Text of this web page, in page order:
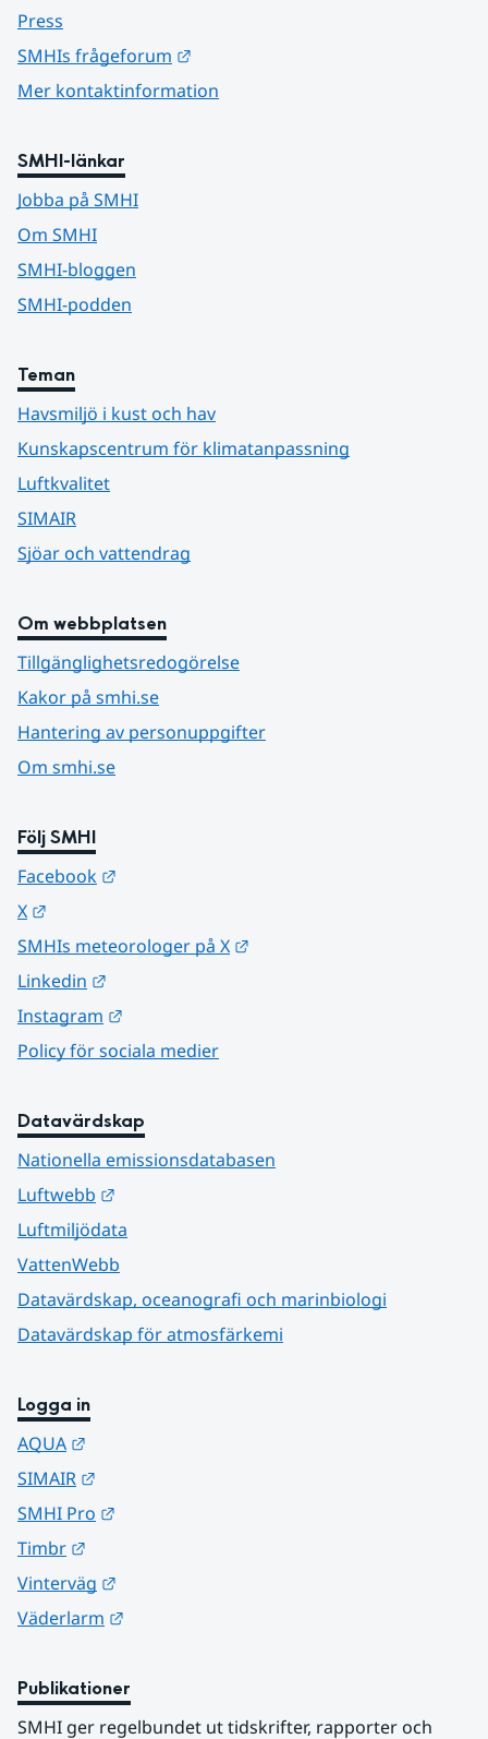
Press
SMHIs frågeforum
Mer kontaktinformation
SMHI-länkar
Jobba på SMHI
Om SMHI
SMHI-bloggen
SMHI-podden
Teman
Havsmiljö i kust och hav
Kunskapscentrum för klimatanpassning
Luftkvalitet
SIMAIR
Sjöar och vattendrag
Om webbplatsen
Tillgänglighetsredogörelse
Kakor på smhi.se
Hantering av personuppgifter
Om smhi.se
Följ SMHI
Facebook
X
SMHIs meteorologer på X
Linkedin
Instagram
Policy för sociala medier
Datavärdskap
Nationella emissionsdatabasen
Luftwebb
Luftmiljödata
VattenWebb
Datavärdskap, oceanografi och marinbiologi
Datavärdskap för atmosfärkemi
Logga in
AQUA
SIMAIR
SMHI Pro
Timbr
Vinterväg
Väderlarm
Publikationer
SMHI ger regelbundet ut tidskrifter, rapporter och